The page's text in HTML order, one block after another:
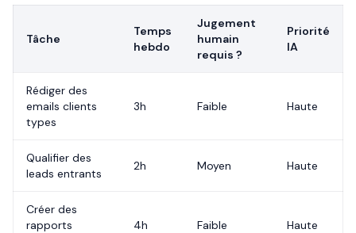
Tâche
Temps
hebdo
Jugement
humain
requis ?
Priorité
IA
Rédiger des
emails clients
types
3h Faible Haute
Qualifier des
leads entrants
2h Moyen Haute
Créer des
rapports
4h Faible Haute